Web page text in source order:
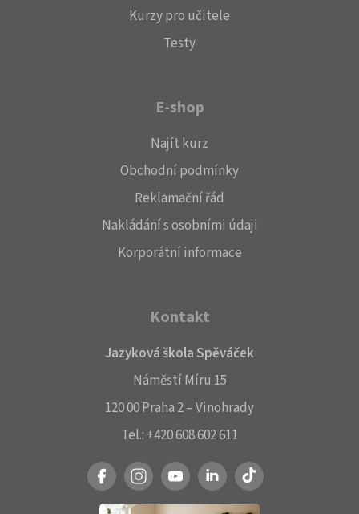
Kurzy pro učitele
Testy
E-shop
Najít kurz
Obchodní podmínky
Reklamační řád
Nakládání s osobními údaji
Korporátní informace
Kontakt
Jazyková škola Spěváček
Náměstí Míru 15
120 00 Praha 2 – Vinohrady
Tel.: +420 608 602 611